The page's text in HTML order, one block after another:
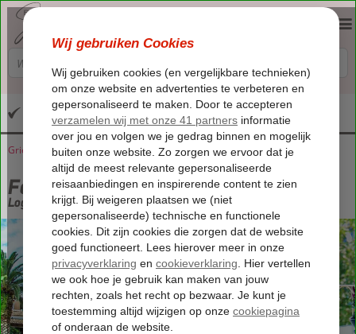
Altijd inclusief huurauto
Home
Griekenland Corfu Corfu-Stad Folies Appartementen
Folies Appartementen
Logies Appartement